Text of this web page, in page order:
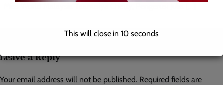
Leave a Reply
Your email address will not be published. Required fields are
This will close in9seconds